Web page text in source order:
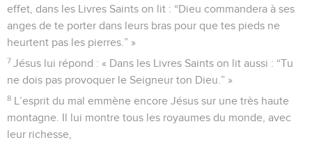
effet, dans les Livres Saints on lit : “Dieu commandera à ses
anges de te porter dans leurs bras pour que tes pieds ne
heurtent pas les pierres.” »
7 Jésus lui répond : « Dans les Livres Saints on lit aussi : “Tu
ne dois pas provoquer le Seigneur ton Dieu.” »
8 L’esprit du mal emmène encore Jésus sur une très haute
montagne. Il lui montre tous les royaumes du monde, avec
leur richesse,